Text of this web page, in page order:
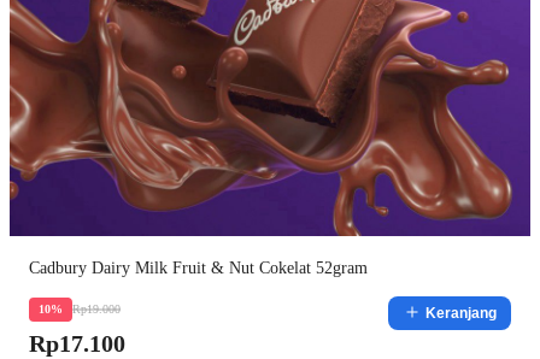
Cadbury Dairy Milk Fruit & Nut Cokelat 52gram
10% Rp19.000
Rp17.100
Keranjang